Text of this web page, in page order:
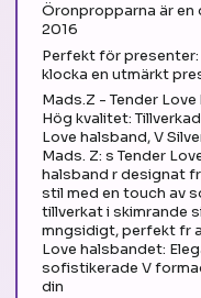
Öronpropparna är en
2016
Perfekt för
klocka en utmärkt
Mads.Z - Tender
Hög kvalitet:
Love halsband, V
Mads. Z: s Tender
halsband r designat
stil med en touch av
tillverkat i skimrande
mngsidigt, perfekt fr
Love halsbandet:
sofistikerade V
din